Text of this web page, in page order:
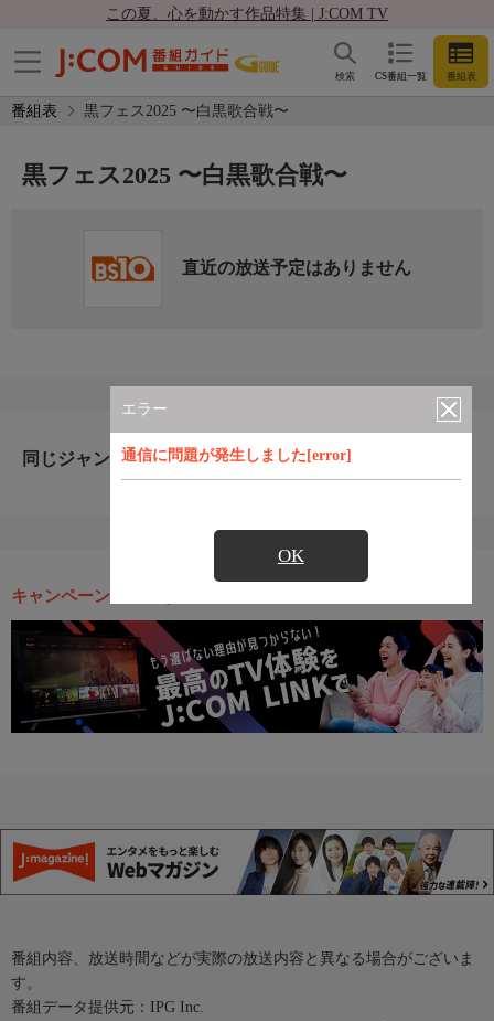
この夏、心を動かす作品特集 | J:COM TV
CS番組一覧 番組表
検索
番組表 黒フェス2025 〜白黒歌合戦〜
エラー
通信に問題が発生しました[error]
OK
黒フェス2025 〜白黒歌合戦〜
直近の放送予定はありません
同じジャンルのおすすめ番組
キャンペーン・お得な情報
番組内容、放送時間などが実際の放送内容と異なる場合がございま
す。
番組データ提供元：IPG Inc.